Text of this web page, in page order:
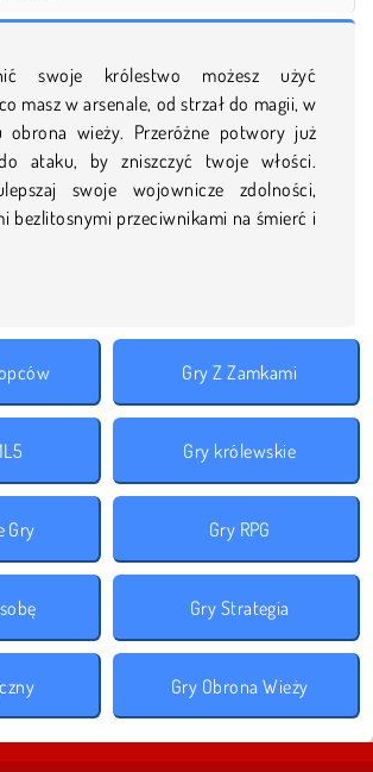
swoje królestwo możesz użyć
masz w arsenale, od strzał do magii, w
obrona wieży. Przeróżne potwory już
ataku, by zniszczyć twoje włości.
swoje wojownicze zdolności,
bezlitosnymi przeciwnikami na śmierć i
Gry Z Zamkami
Gry królewskie
Gry Gry RPG
Gry Strategia
Gry Obrona Wieży